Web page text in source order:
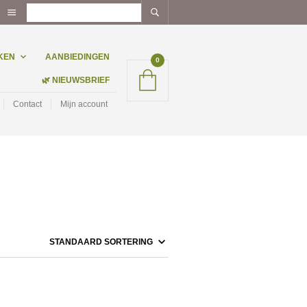
AANBIEDINGEN
🌿 NIEUWSBRIEF
Contact Mijn account
0